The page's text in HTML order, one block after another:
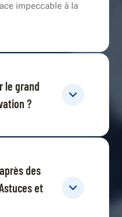
impeccable à la
le grand
?
des
et